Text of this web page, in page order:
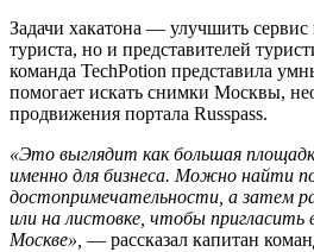
Задачи хакатона — улучшить сервис
туриста, но и представителей
команда TechPotion представила
помогает искать снимки Москвы,
продвижения портала Russpass.
«Это выглядит как большая
именно для бизнеса. Можно найти
достопримечательности, а затем
или на листовке, чтобы пригласить
Москве», — рассказал капитан